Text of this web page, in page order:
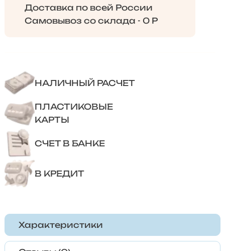
Доставка по всей России
Самовывоз со склада - 0 Р
НАЛИЧНЫЙ РАСЧЕТ
ПЛАСТИКОВЫЕ
КАРТЫ
СЧЕТ В БАНКЕ
В КРЕДИТ
Характеристики